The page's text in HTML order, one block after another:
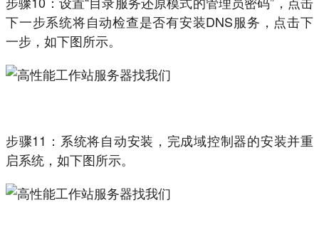
下一步系统将自动检查是否有安装DNS服务，点击下
一步，如下图所示。
步骤11：系统将自动安装，完成域控制器的安装并重
启系统，如下图所示。